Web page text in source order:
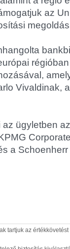
az
Vivaldinak,
ügyletben
a
tartjuk az értékkövetést